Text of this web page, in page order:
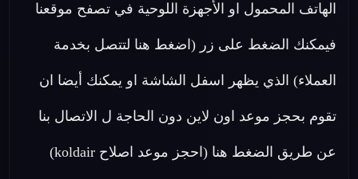
الهاتف المحمول او الأجهزة اللوحية في تصفح موقعنا
فيمكنك الضغط على زر (اضغط هنا لتتصل بخدمة
العملاء) الذي يظهر اسفل الشاشة او يمكنك أيضا ان
تقوم بحجز موعد اون لاين دون الحاجة ل الاتصال بنا
عن طريق الضغط هنا (احجز موعد اصلاح koldair)